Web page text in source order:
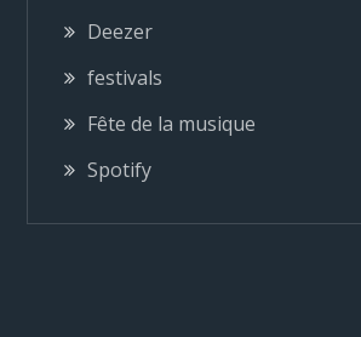
o
n
d
e
Deezer
festivals
Fête de la musique
Spotify